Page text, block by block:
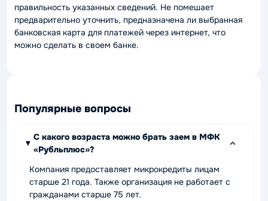
правильность указанных сведений. Не помешает
предварительно уточнить, предназначена ли выбранная
банковская карта для платежей через интернет, что
можно сделать в своем банке.
Популярные вопросы
С какого возраста можно брать заем в МФК
«Рубльплюс»?
Компания предоставляет микрокредиты лицам
старше 21 года. Также организация не работает с
гражданами старше 75 лет.